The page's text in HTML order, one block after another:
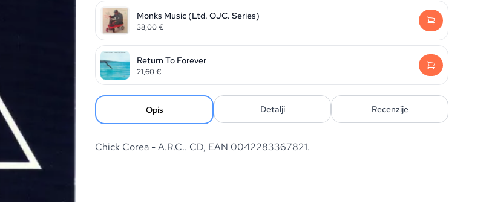
Monks Music (Ltd. OJC. Series)
38,00€
Return To Forever
21,60€
Opis Detalji Recenzije
Chick Corea - A.R.C.. CD, EAN 0042283367821.